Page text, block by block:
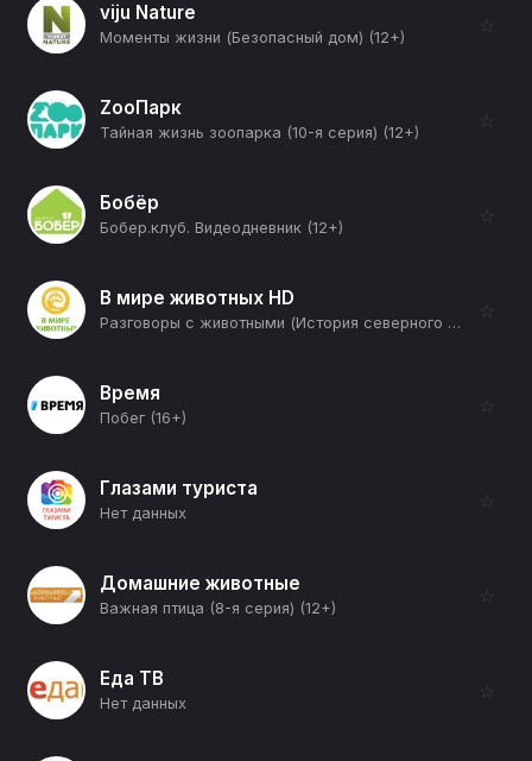
viju Nature
Моменты жизни (Безопасный дом) (12+)
☆
ZooПарк
Тайная жизнь зоопарка (10-я серия) (12+)
☆
Бобёр
Бобер.клуб. Видеодневник (12+)
☆
В мире животных HD
Разговоры с животными (История северного оленя) (12+)
☆
Время
Побег (16+)
☆
Глазами туриста
Нет данных
☆
Домашние животные
Важная птица (8-я серия) (12+)
☆
Еда ТВ
Нет данных
☆